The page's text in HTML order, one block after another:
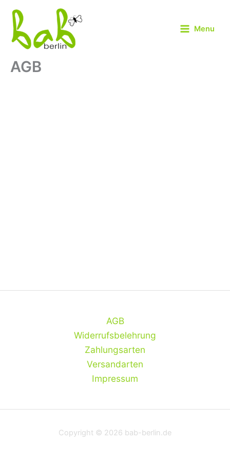
Inhalt
springen
Menu
AGB
AGB
Widerrufsbelehrung
Zahlungsarten
Versandarten
Impressum
Copyright © 2026 bab-berlin.de